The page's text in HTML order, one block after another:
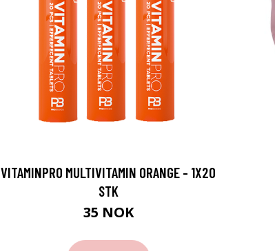
VITAMINPRO MULTIVITAMIN ORANGE - 1X20
STK
35 NOK